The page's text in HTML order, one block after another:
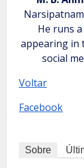
He runs
appearing in
social
Voltar
Facebook
Sobre